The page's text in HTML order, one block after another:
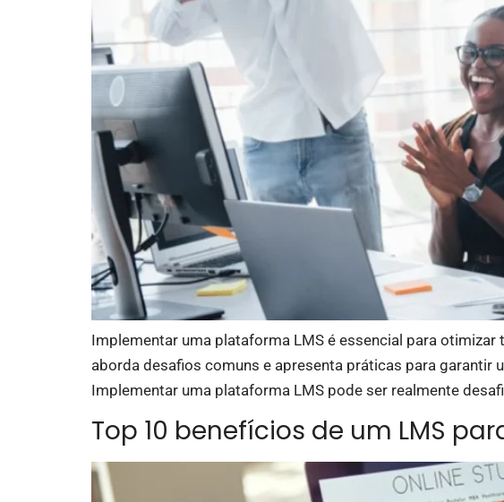
Implementar uma plataforma LMS é essencial para
aborda desafios comuns e apresenta práticas para garantir
Implementar uma plataforma LMS pode ser realmente
Top 10 benefícios de um LMS